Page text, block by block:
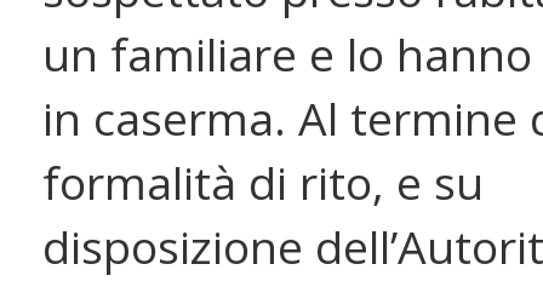
un familiare e lo
in caserma. Al termine
formalità di rito, e su
disposizione